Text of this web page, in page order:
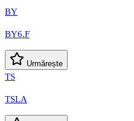
BY
BY6.F
Urmărește
TS
TSLA